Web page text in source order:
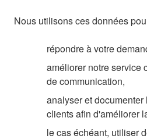
Nous utilisons ces données
répondre à votre
améliorer notre service
de communication,
analyser et
clients afin d'améliorer
le cas échéant, utiliser